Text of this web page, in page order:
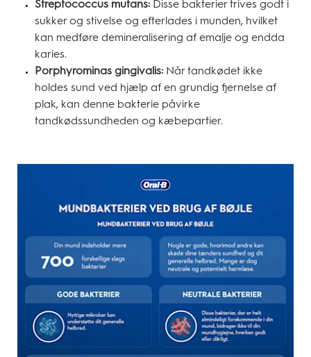
Streptococcus mutans: Disse bakterier trives godt i
sukker og stivelse og efterlades i munden, hvilket
kan medføre demineralisering af emalje og endda
karies.
Porphyrominas gingivalis: Når tandkødet ikke
holdes sund ved hjælp af en grundig fjernelse af
plak, kan denne bakterie påvirke
tandkødssundheden og kæbepartier.